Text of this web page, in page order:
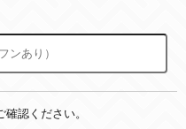
認ください。